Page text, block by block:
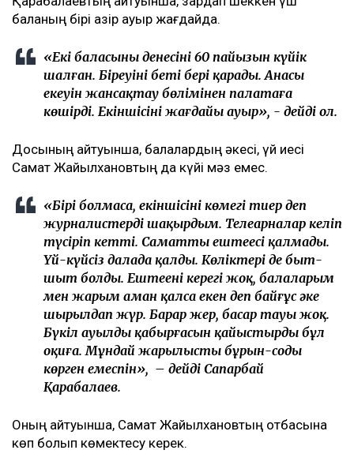
баланың бірі қазір ауыр жағдайда.
«Екі баласының денесінің 60 пайызын күйік
шалған. Біреуінің беті бері қарады. Анасы
екеуін жансақтау бөлімінен палатаға
көшірді. Екіншісінің жағдайы ауыр», - дейді ол.
Досының айтуынша, балалардың әкесі, үй иесі
Самат Жайылхановтың да күйі мәз емес.
«Бірі болмаса, екіншісінің көмегі тиер деп
журналистерді шақырдым. Телеарналар келіп
түсіріп кетті. Саматтың ештеңесі қалмады.
Үй-күйсіз далада қалды. Көліктері де быт-
шыт болды. Ештеңенің керегі жоқ, балаларым
мен жарым аман қалса екен деп байғұс әке
шырылдап жүр. Барар жер, басар тауы жоқ.
Бүкіл ауылдың қабырғасын қайыстырды бұл
оқиға. Мұндай жарылысты бұрын-соңды
көрген емеспін», – дейді Сапарбай
Қарабалаев.
Оның айтуынша, Самат Жайылхановтың отбасына
көп болып көмектесу керек.